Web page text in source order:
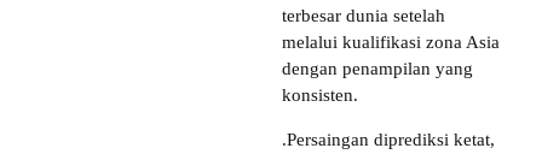
terbesar dunia setelah
melalui kualifikasi zona Asia
dengan penampilan yang
konsisten.
.Persaingan diprediksi ketat,